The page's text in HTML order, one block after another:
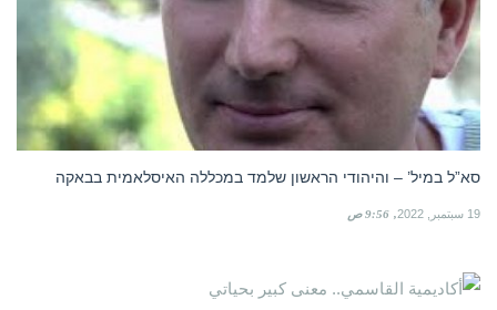
סא”ל במיל’ – והיהודי הראשון שלמד במכללה האיסלאמית בבאקה
19 سبتمبر, 2022 9:56 ص